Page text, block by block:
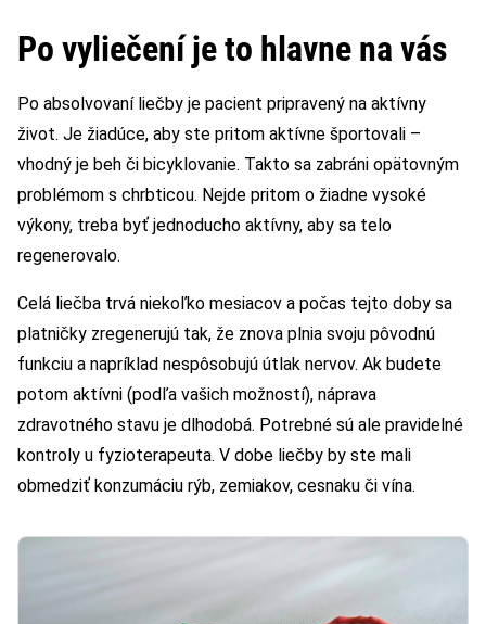
Po vyliečení je to hlavne na vás
Po absolvovaní liečby je pacient pripravený na aktívny
život. Je žiadúce, aby ste pritom aktívne športovali –
vhodný je beh či bicyklovanie. Takto sa zabráni opätovným
problémom s chrbticou. Nejde pritom o žiadne vysoké
výkony, treba byť jednoducho aktívny, aby sa telo
regenerovalo.
Celá liečba trvá niekoľko mesiacov a počas tejto doby sa
platničky zregenerujú tak, že znova plnia svoju pôvodnú
funkciu a napríklad nespôsobujú útlak nervov. Ak budete
potom aktívni (podľa vašich možností), náprava
zdravotného stavu je dlhodobá. Potrebné sú ale pravidelné
kontroly u fyzioterapeuta. V dobe liečby by ste mali
obmedziť konzumáciu rýb, zemiakov, cesnaku či vína.